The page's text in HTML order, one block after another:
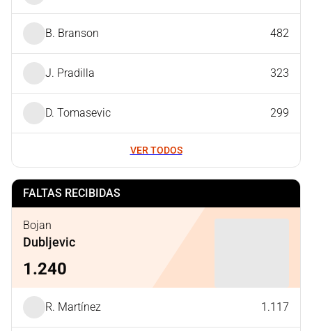
B. Branson 482
J. Pradilla 323
D. Tomasevic 299
VER TODOS
FALTAS RECIBIDAS
Bojan
Dubljevic
1.240
R. Martínez 1.117